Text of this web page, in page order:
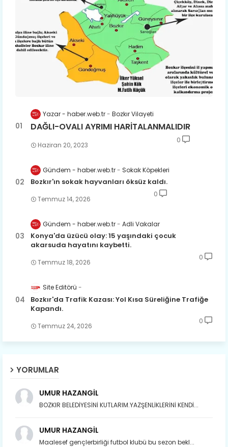
Yazar - haber.web.tr Bozkır Vilayeti
DAĞLI-OVALI AYRIMI HARİTALANMALIDIR
Haziran 20, 2023
0
Gündem - haber.web.tr Sokak Köpekleri
Bozkır'ın sokak hayvanları öksüz kaldı.
Temmuz 14, 2026
0
Gündem - haber.web.tr Adli Vakalar
Konya'da üzücü olay: 15 yaşındaki çocuk
akarsuda hayatını kaybetti.
Temmuz 18, 2026
0
Site Editörü
Bozkır'da Trafik Kazası: Yol Kısa Süreliğine Trafiğe
Kapandı.
Temmuz 24, 2026
0
YORUMLAR
UMUR HAZANGİL
BOZKIR BELEDİYESİNİ KUTLARIM.YAZŞENLİKLERİNİ KENDİ...
UMUR HAZANGİL
Maalesef gençlerbirliği futbol klubü bu sezon bekl...